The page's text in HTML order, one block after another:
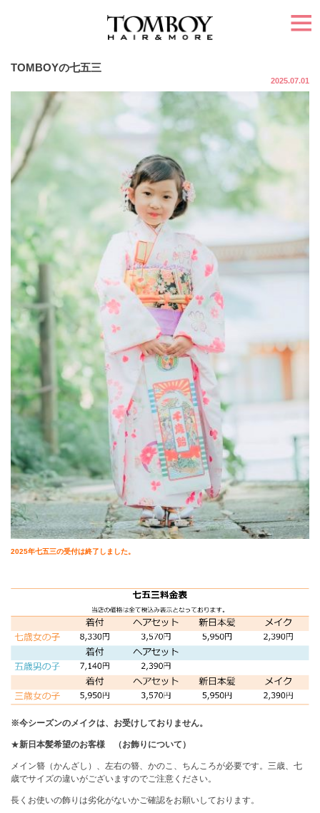
TOMBOYの七五三
2025.07.01
2025年七五三の受付は終了しました。
※今シーズンのメイクは、お受けしておりません。
★新日本髪希望のお客様 （お飾りについて）
メイン簪（かんざし）、左右の簪、かのこ、ちんころが必要です。三歳、七
歳でサイズの違いがございますのでご注意ください。
長くお使いの飾りは劣化がないかご確認をお願いしております。